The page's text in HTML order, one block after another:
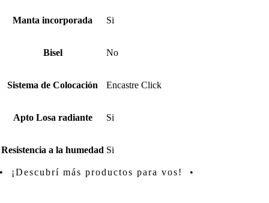
Manta incorporada Si
Bisel No
Sistema de Colocación Encastre Click
Apto Losa radiante Si
Resistencia a la humedad Si
• ¡Descubrí más productos para vos! •